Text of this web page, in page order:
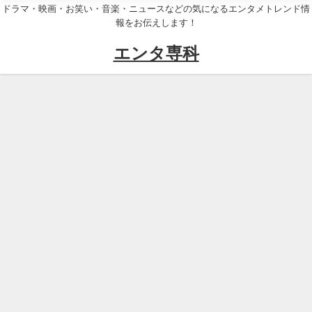
ドラマ・映画・お笑い・音楽・ニュースなどの気になるエンタメトレンド情
報をお伝えします！
エンタ専科